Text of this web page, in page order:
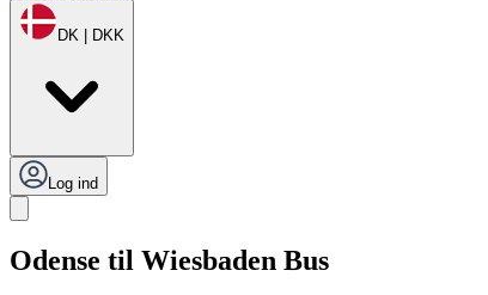
DK | DKK
Log ind
Odense til Wiesbaden Bus